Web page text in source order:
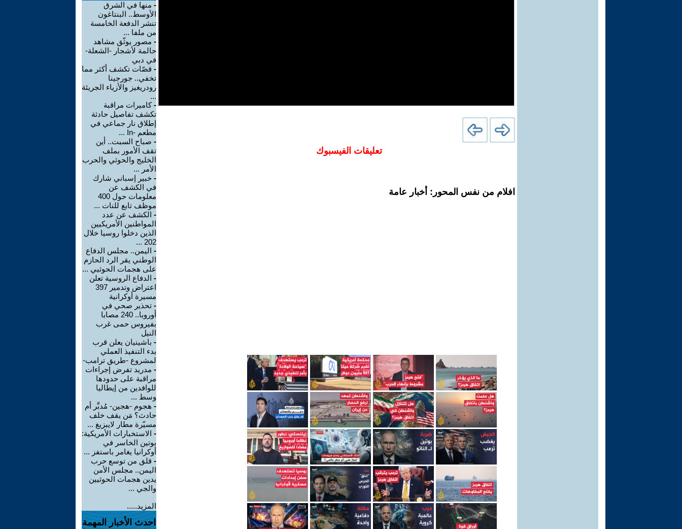
تعليقات الفيسبوك
افلام من نفس المحور: أخبار عامة
- منها في الشرق
الأوسط.. البنتاغون
تنشر الدفعة الخامسة
من ملفا ...
- مصور يوثّق مشاهد
حالمة لأشجار -الشعلة-
في دبي
- قصّات تكشف أكثر مما
تخفي.. جورجينا
رودريغيز والأزياء الجريئة
...
-كاميرات مراقبة
تكشف تفاصيل حادثة
إطلاق نار جماعي في
مطعم -In ...
- صباح السبت.. أين
تقف الأمور بملف
الخليج والحوثي والحرب
الأمر ...
- خبير إسباني شارك
في الكشف عن
معلومات حول 400
موظف تابع للنات ...
- الكشف عن عدد
المواطنين الأمريكيين
الذين دخلوا روسيا خلال
202 ...
- اليمن.. مجلس الدفاع
الوطني يقر الرد الحازم
على هجمات الحوثيي ...
- الدفاع الروسية تعلن
اعتراض وتدمير 397
مسيرة أوكرانية
- تحذير صحي في
أوروبا.. 240 مصابا
بفيروس حمى غرب
النيل
- باشينيان يعلن قرب
بدء التنفيذ العملي
لمشروع -طريق ترامب-
- مدريد تفرض إجراءات
مراقبة على حدودها
للوافدين من إيطاليا
وسط ...
- هجوم -هجين- مُدبَّر أم
حادث؟ مَن يقف خلف
مسيّرة مطار لايبزيغ ...
- الاستخبارات الأمريكية:
بوتين الخاسر في
أوكرانيا يغامر باستفز ...
- قلق من توسع حرب
اليمن.. مجلس الأمن
يدين هجمات الحوثيين
والجي ...
المزيد.....
احدث الأخبار المهمة